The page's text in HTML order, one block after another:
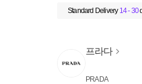
Standard Delivery 14 - 30
프라다
PRADA